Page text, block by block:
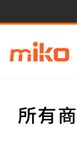
所有